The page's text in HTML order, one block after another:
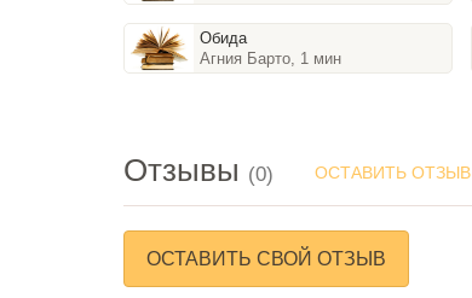
Обида
Агния Барто, 1 мин
Отзывы (0) ОСТАВИТЬ ОТЗЫВ
ОСТАВИТЬ СВОЙ ОТЗЫВ